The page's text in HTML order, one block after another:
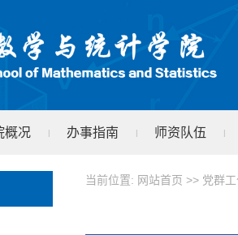
概况 | 办事指南 | 师资队伍 |
当前位置: 网站首页 >> 党群